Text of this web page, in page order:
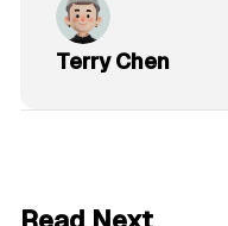
Terry Chen